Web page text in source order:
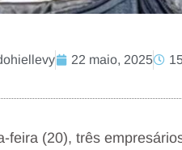
22 maio, 2025
feira (20), três